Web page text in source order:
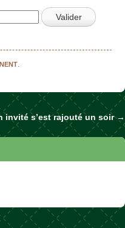
invité s’est rajouté un soir→